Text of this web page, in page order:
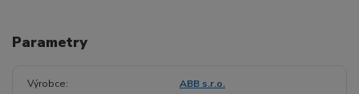
Parametry
Výrobce ABB s.r.o.